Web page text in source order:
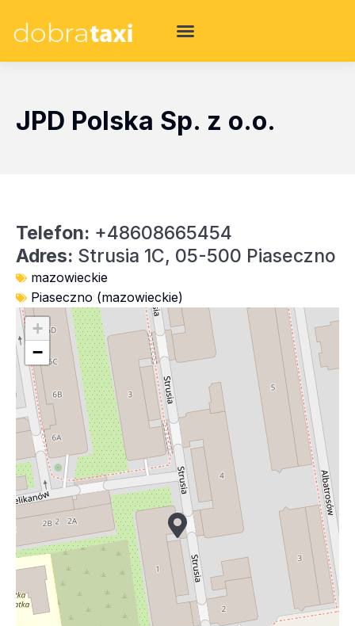
JPD Polska Sp. z o.o.
Telefon: +48608665454
Adres: Strusia 1C, 05-500 Piaseczno
mazowieckie
Piaseczno (mazowieckie)
+
−